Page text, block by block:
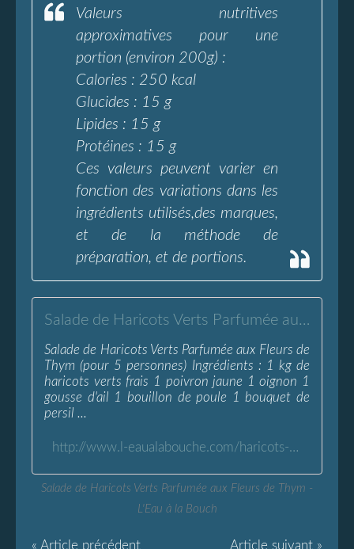
Valeurs nutritives
approximatives pour une
portion (environ 200g) :
Calories : 250 kcal
Glucides : 15 g
Lipides : 15 g
Protéines : 15 g
Ces valeurs peuvent varier en
fonction des variations dans les
ingrédients utilisés,des marques,
et de la méthode de
préparation, et de portions.
Salade de Haricots Verts Parfumée aux Fleurs de Thym - L'Eau à la Bouche
Salade de Haricots Verts Parfumée aux Fleurs de
Thym (pour 5 personnes) Ingrédients : 1 kg de
haricots verts frais 1 poivron jaune 1 oignon 1
gousse d'ail 1 bouillon de poule 1 bouquet de
persil ...
http://www.l-eaualabouche.com/haricots-verts-fleurs-thym.html
Salade de Haricots Verts Parfumée aux Fleurs de Thym -
L'Eau à la Bouch
« Article précédent Article suivant »